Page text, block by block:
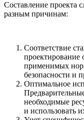
Составление проекта
разным причинам:
Соответствие
проектирование
применимых
безопасности и
Оптимальное
необходимые
и использовать